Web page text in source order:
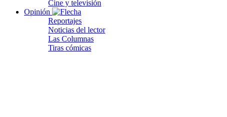
Cine y televisión
Opinión
Reportajes
Noticias del lector
Las Columnas
Tiras cómicas